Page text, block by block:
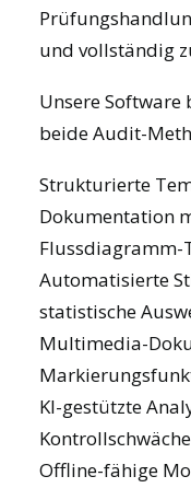
und vollständig
Unsere Software
beide Audit-
Strukturierte
Dokumentation
Flussdiagramm-
Automatisierte
statistische
Multimedia-
KI-gestützte
Offline-fähige